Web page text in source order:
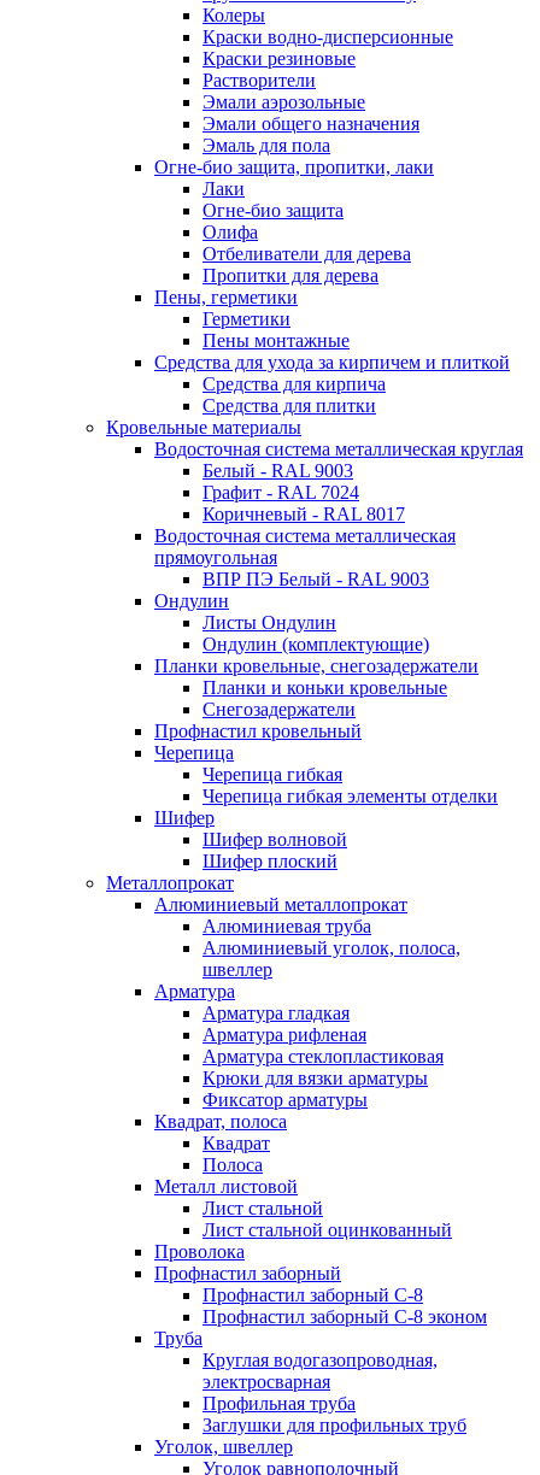
Колеры
Краски водно-дисперсионные
Краски резиновые
Растворители
Эмали аэрозольные
Эмали общего назначения
Эмаль для пола
Огне-био защита, пропитки, лаки
Лаки
Огне-био защита
Олифа
Отбеливатели для дерева
Пропитки для дерева
Пены, герметики
Герметики
Пены монтажные
Средства для ухода за кирпичем и плиткой
Средства для кирпича
Средства для плитки
Кровельные материалы
Водосточная система металлическая круглая
Белый - RAL 9003
Графит - RAL 7024
Коричневый - RAL 8017
Водосточная система металлическая
прямоугольная
ВПР ПЭ Белый - RAL 9003
Ондулин
Листы Ондулин
Ондулин (комплектующие)
Планки кровельные, снегозадержатели
Планки и коньки кровельные
Снегозадержатели
Профнастил кровельный
Черепица
Черепица гибкая
Черепица гибкая элементы отделки
Шифер
Шифер волновой
Шифер плоский
Металлопрокат
Алюминиевый металлопрокат
Алюминиевая труба
Алюминиевый уголок, полоса,
швеллер
Арматура
Арматура гладкая
Арматура рифленая
Арматура стеклопластиковая
Крюки для вязки арматуры
Фиксатор арматуры
Квадрат, полоса
Квадрат
Полоса
Металл листовой
Лист стальной
Лист стальной оцинкованный
Проволока
Профнастил заборный
Профнастил заборный С-8
Профнастил заборный С-8 эконом
Труба
Круглая водогазопроводная,
электросварная
Профильная труба
Заглушки для профильных труб
Уголок, швеллер
Уголок равнополочный